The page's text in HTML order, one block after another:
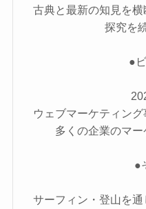
古典と最新の知見を
探究を
●
ウェブマーケティン
多くの企業のマ
●
サーフィン・登山を